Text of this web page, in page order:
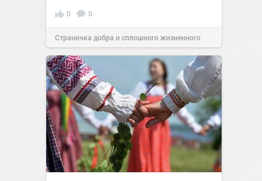
0 0
Страничка добра и сплошного жизненного
позитива!00:2907 авг 2026